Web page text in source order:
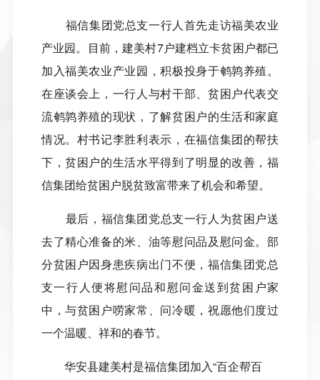
福信集团党总支一行人首先走访福美农业
产业园。目前，建美村7户建档立卡贫困户都已
加入福美农业产业园，积极投身于鹌鹑养殖。
在座谈会上，一行人与村干部、贫困户代表交
流鹌鹑养殖的现状，了解贫困户的生活和家庭
情况。村书记李胜利表示，在福信集团的帮扶
下，贫困户的生活水平得到了明显的改善，福
信集团给贫困户脱贫致富带来了机会和希望。
最后，福信集团党总支一行人为贫困户送
去了精心准备的米、油等慰问品及慰问金。部
分贫困户因身患疾病出门不便，福信集团党总
支一行人便将慰问品和慰问金送到贫困户家
中，与贫困户唠家常、问冷暖，祝愿他们度过
一个温暖、祥和的春节。
华安县建美村是福信集团加入“百企帮百